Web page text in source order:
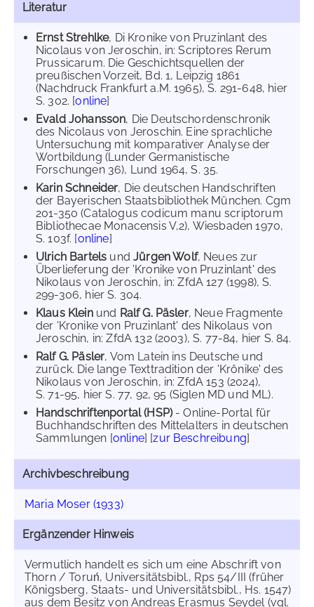
Literatur
Ernst Strehlke, Di Kronike von Pruzinlant des
Nicolaus von Jeroschin, in: Scriptores Rerum
Prussicarum. Die Geschichtsquellen der
preußischen Vorzeit, Bd. 1, Leipzig 1861
(Nachdruck Frankfurt a.M. 1965), S. 291-648, hier
S. 302. [online]
Evald Johansson, Die Deutschordenschronik
des Nicolaus von Jeroschin. Eine sprachliche
Untersuchung mit komparativer Analyse der
Wortbildung (Lunder Germanistische
Forschungen 36), Lund 1964, S. 35.
Karin Schneider, Die deutschen Handschriften
der Bayerischen Staatsbibliothek München. Cgm
201-350 (Catalogus codicum manu scriptorum
Bibliothecae Monacensis V,2), Wiesbaden 1970,
S. 103f. [online]
Ulrich Bartels undJürgen Wolf, Neues zur
Überlieferung der 'Kronike von Pruzinlant' des
Nikolaus von Jeroschin, in: ZfdA 127 (1998), S.
299-306, hier S. 304.
Klaus Kleinund Ralf G. Päsler, Neue Fragmente
der 'Kronike von Pruzinlant' des Nikolaus von
Jeroschin, in: ZfdA 132 (2003), S. 77-84, hier S. 84.
Ralf G. Päsler, Vom Latein ins Deutsche und
zurück. Die lange Texttradition der 'Krônike' des
Nikolaus von Jeroschin, in: ZfdA 153 (2024),
S. 71-95, hier S. 77, 92, 95 (Siglen MD und ML).
Handschriftenportal (HSP)- Online-Portal für
Buchhandschriften des Mittelalters in deutschen
Sammlungen [online] [zur Beschreibung]
Archivbeschreibung
Maria Moser (1933)
Ergänzender Hinweis
Vermutlich handelt es sich um eine Abschrift von
Thorn / Toruń, Universitätsbibl., Rps 54/III (früher
Königsberg, Staats- und Universitätsbibl., Hs. 1547)
aus dem Besitz von Andreas Erasmus Seydel (vgl.